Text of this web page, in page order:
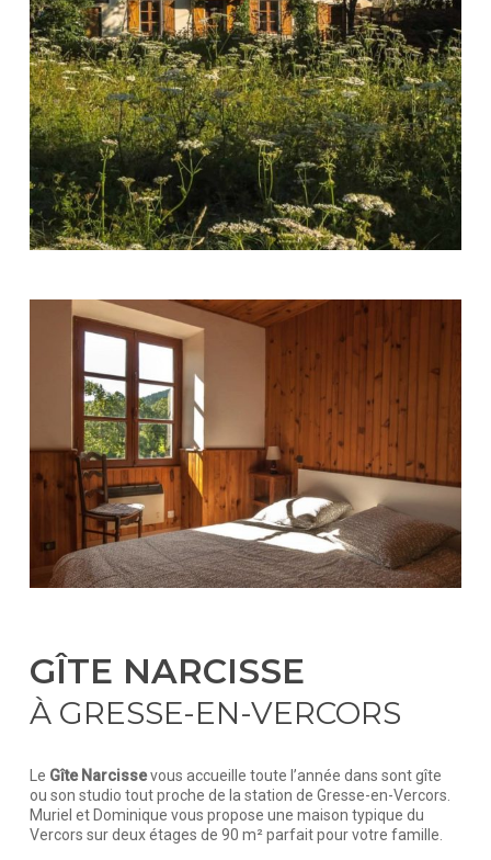
GÎTE NARCISSE
À GRESSE-EN-VERCORS
Le Gîte Narcissevous accueille toute l’année dans sont gîte
ou son studio tout proche de la station de Gresse-en-Vercors.
Muriel et Dominique vous propose une maison typique du
Vercors sur deux étages de 90 m² parfait pour votre famille.